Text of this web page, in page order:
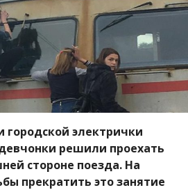
городской электрички
решили проехать
стороне поезда. На
прекратить это занятие